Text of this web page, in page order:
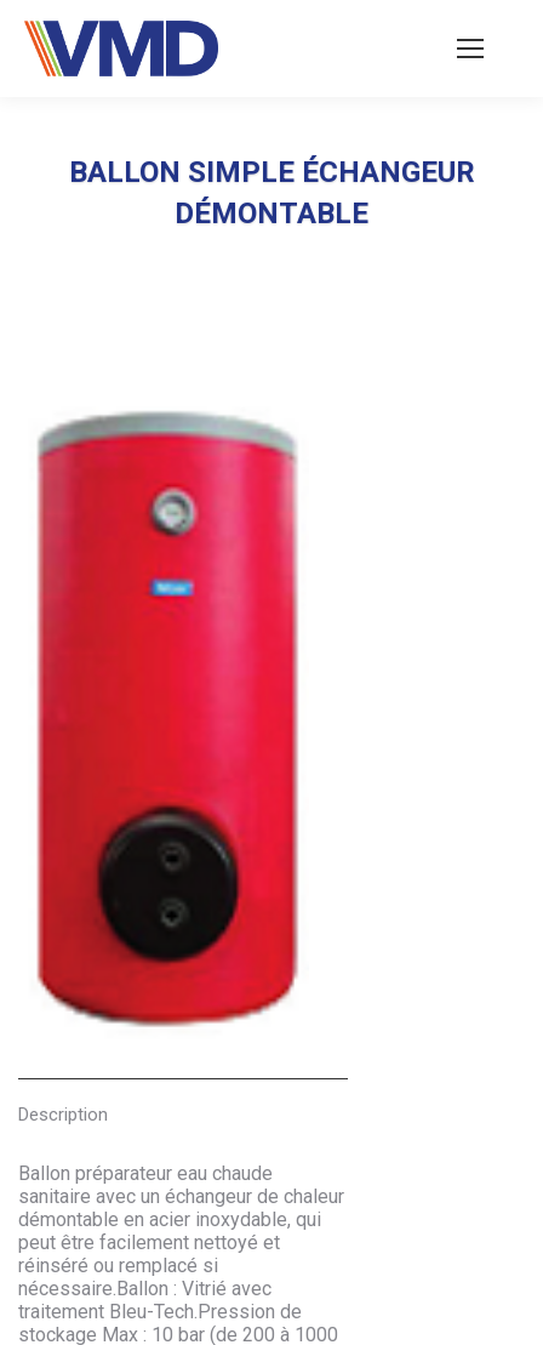
BALLON SIMPLE ÉCHANGEUR
DÉMONTABLE
Description
Ballon préparateur eau chaude
sanitaire avec un échangeur de chaleur
démontable en acier inoxydable, qui
peut être facilement nettoyé et
réinséré ou remplacé si
nécessaire.Ballon : Vitrié avec
traitement Bleu-Tech.Pression de
stockage Max : 10 bar (de 200 à 1000